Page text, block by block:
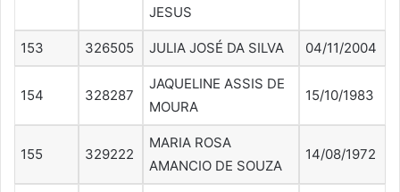
JESUS
153 326505 JULIA JOSÉ DA SILVA 04/11/2004
154 328287
JAQUELINE ASSIS DE
MOURA
15/10/1983
155 329222
MARIA ROSA
AMANCIO DE SOUZA
14/08/1972